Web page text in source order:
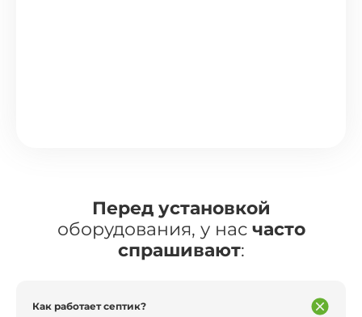
Перед установкой
оборудования, у нас часто
спрашивают:
Как работает септик?